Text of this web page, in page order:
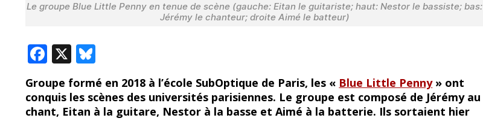
Le groupe Blue Little Penny en tenue de scène (gauche: Eitan le guitariste; haut: Nestor le bassiste; bas:
Jérémy le chanteur; droite Aimé le batteur)
F
e
b
X
u
e
sk
Groupe formé en 2018 à l’école SubOptique de Paris, les « Blue Little Penny» ont
conquis les scènes des universités parisiennes. Le groupe est composé de Jérémy au
chant, Eitan à la guitare, Nestor à la basse et Aimé à la batterie. Ils sortaient hier